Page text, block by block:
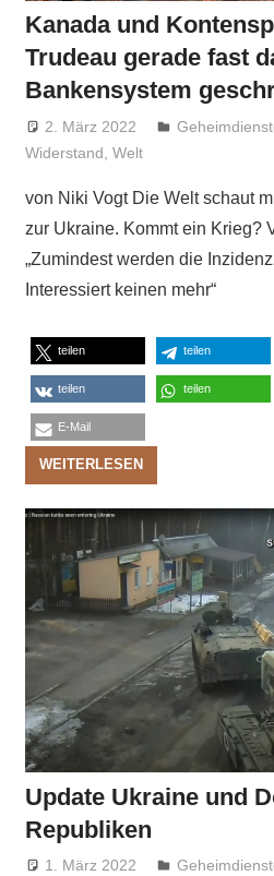
Kanada und
Trudeau gerade fast
Bankensystem
2. März 2022 Niki Vogt
Widerstand Welt
von Niki Vogt Die Welt schaut
zur Ukraine. Kommt ein Krieg?
„Zumindest werden die
Interessiert keinen mehr“
teilen teilen
teilen teilen
E-Mail
WEITERLESEN
Update Ukraine und
Republiken
1. März 2022 Niki Vogt